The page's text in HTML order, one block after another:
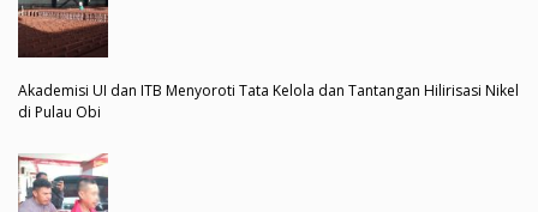
Akademisi UI dan ITB Menyoroti Tata Kelola dan Tantangan Hilirisasi Nikel
di Pulau Obi